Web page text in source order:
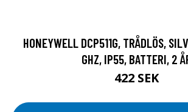
HONEYWELL DCP511G, TRÅDLÖS,
GHZ, IP55, BATTERI, 2
422 SEK